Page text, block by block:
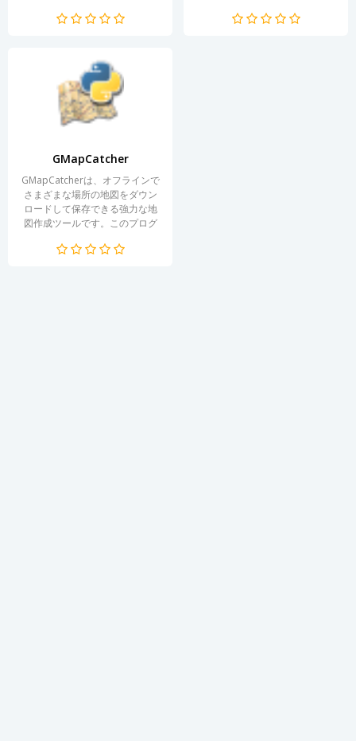
ロトコルを介してファイルをダ
速なダウンロードを楽しむこと
ができます。このプログラム
は、Windows、...
GMapCatcher
GMapCatcherは、オフラインで
さまざまな場所の地図をダウン
ロードして保存できる強力な地
図作成ツールです。このプログ
ポートしており、ユーザーはイ